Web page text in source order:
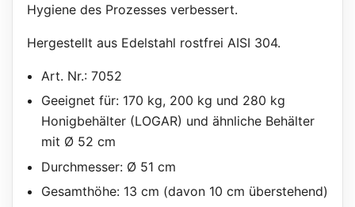
Hygiene des Prozesses verbessert.
Hergestellt aus Edelstahl rostfrei AISI 304.
Art. Nr.: 7052
Geeignet für: 170 kg, 200 kg und 280 kg
Honigbehälter (LOGAR) und ähnliche Behälter
mit Ø 52 cm
Durchmesser: Ø 51 cm
Gesamthöhe: 13 cm (davon 10 cm überstehend)